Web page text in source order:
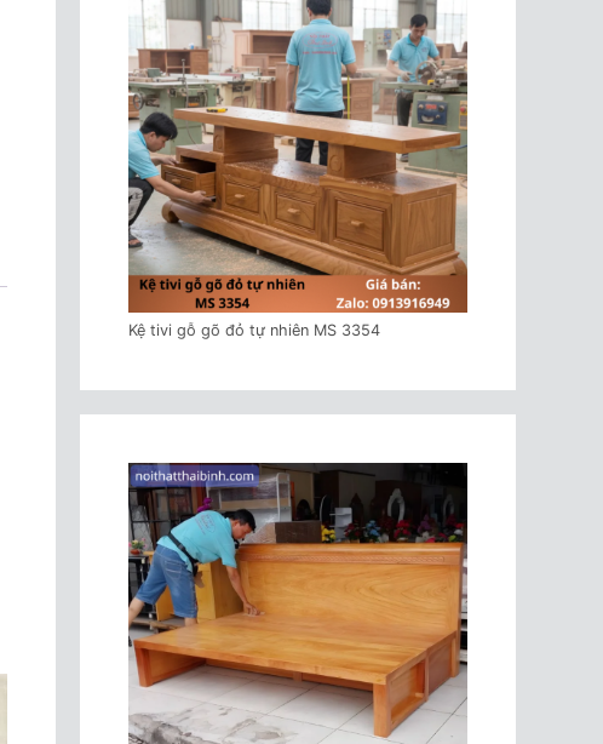
Kệ tivi gỗ gõ đỏ tự nhiên MS 3354